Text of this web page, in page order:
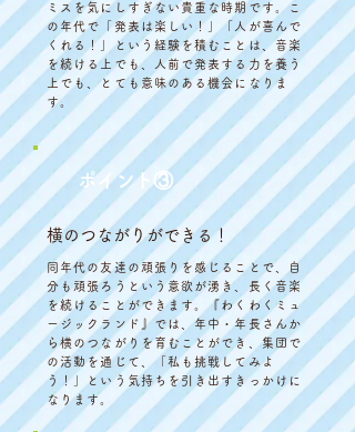
ミスを気にしすぎない貴重な時期です。こ
の年代で「発表は楽しい！」「人が喜んで
くれる！」という経験を積むことは、音楽
を続ける上でも、人前で発表する力を養う
上でも、とても意味のある機会になりま
す。
横のつながりができる！
同年代の友達の頑張りを感じることで、自
分も頑張ろうという意欲が湧き、長く音楽
を続けることができます。『わくわくミュ
ージックランド』では、年中・年長さんか
ら横のつながりを育むことができ、集団で
の活動を通じて、「私も挑戦してみよ
う！」という気持ちを引き出すきっかけに
なります。
ポイント③